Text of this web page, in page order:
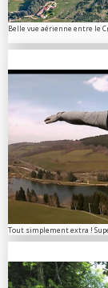
Belle vue aérienne entre le
Tout simplement extra !